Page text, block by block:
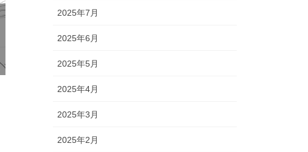
2025年7月
2025年6月
2025年5月
2025年4月
2025年3月
2025年2月